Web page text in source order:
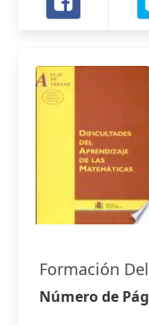
Formación
Número de